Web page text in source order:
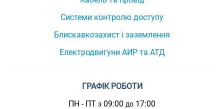
Системи контролю доступу
Блискавкозахист і заземлення
Електродвигуни АИР та АТД
ГРАФІК РОБОТИ
ПН - ПТ з 09:00 до 17:00